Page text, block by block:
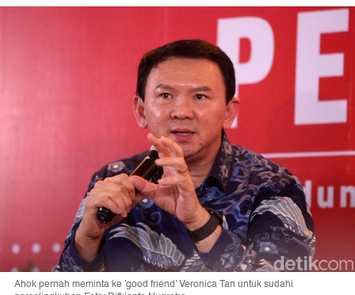
Ahok pernah meminta ke 'good friend' Veronica Tan untuk sudahi